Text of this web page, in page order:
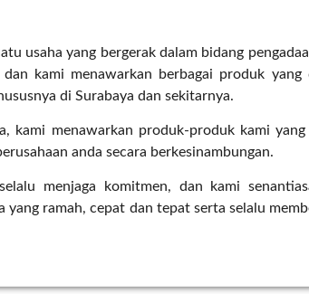
usaha yang bergerak dalam bidang
kami menawarkan berbagai produk yang
di Surabaya dan sekitarnya.
kami menawarkan produk-produk kami
anda secara berkesinambungan.
menjaga komitmen, dan kami
yang ramah, cepat dan tepat serta selalu